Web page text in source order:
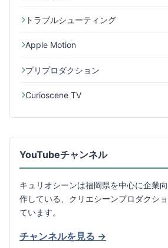
トラブルシューティング
Apple Motion
プリプロダクション
Curioscene TV
YouTubeチャンネル
キュリオシーンは福岡県を中心に企業
作している、クリエシーンプロダクシ
ています。
チャンネルを見る →